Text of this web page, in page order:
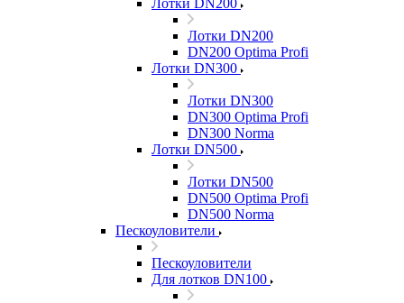
Лотки DN200
Лотки DN200
DN200 Optima Profi
Лотки DN300
Лотки DN300
DN300 Optima Profi
DN300 Norma
Лотки DN500
Лотки DN500
DN500 Optima Profi
DN500 Norma
Пескоуловители
Пескоуловители
Для лотков DN100